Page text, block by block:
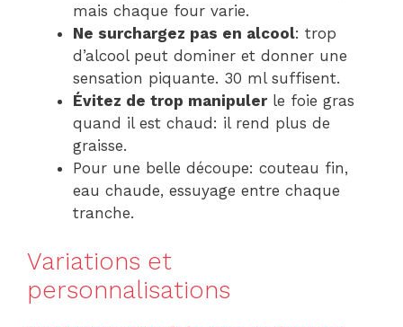
mais chaque four varie.
Ne surchargez pas en alcool: trop
d’alcool peut dominer et donner une
sensation piquante. 30 ml suffisent.
Évitez de trop manipulerle foie gras
quand il est chaud: il rend plus de
graisse.
Pour une belle découpe: couteau fin,
eau chaude, essuyage entre chaque
tranche.
Variations et
personnalisations